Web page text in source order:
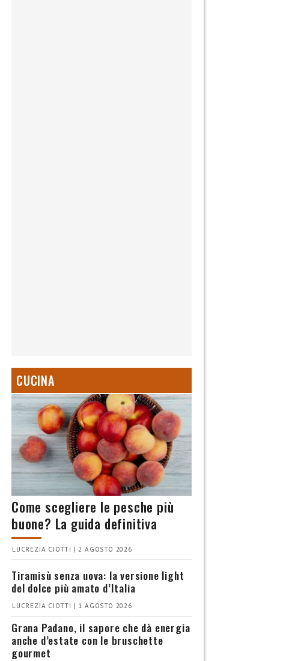
CUCINA
Come scegliere le pesche più
buone? La guida definitiva
LUCREZIA CIOTTI | 2 AGOSTO 2026
Tiramisù senza uova: la versione light
del dolce più amato d’Italia
LUCREZIA CIOTTI | 1 AGOSTO 2026
Grana Padano, il sapore che dà energia
anche d’estate con le bruschette
gourmet